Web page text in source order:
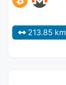
213.85 km